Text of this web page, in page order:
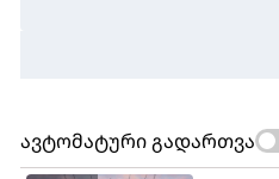
ავტომატური გადართვა